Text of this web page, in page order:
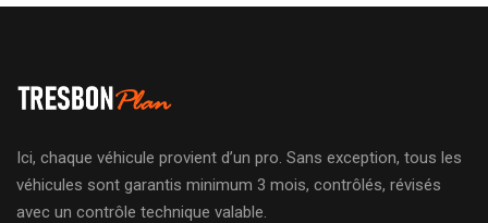
Ici, chaque véhicule provient d’un pro. Sans exception, tous les
véhicules sont garantis minimum 3 mois, contrôlés, révisés
avec un contrôle technique valable.